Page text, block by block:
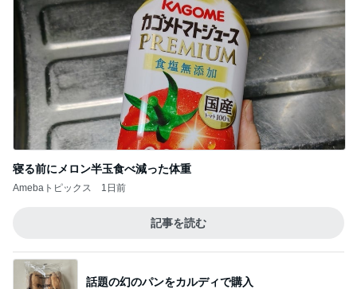
寝る前にメロン半玉食べ減った体重
Amebaトピックス 1日前
記事を読む
話題の幻のパンをカルディで購入